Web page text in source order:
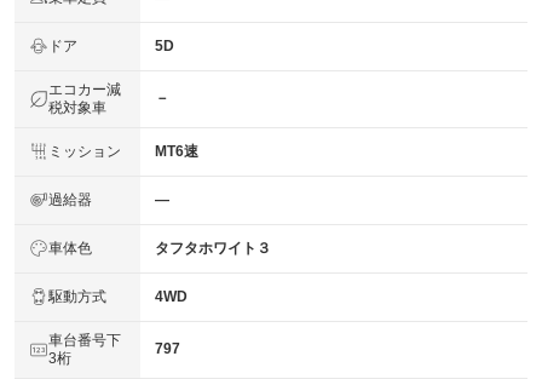
ドア 5D
エコカー減
税対象車
－
ミッション MT6速
過給器 ―
車体色 タフタホワイト３
駆動方式 4WD
車台番号下
3桁
797